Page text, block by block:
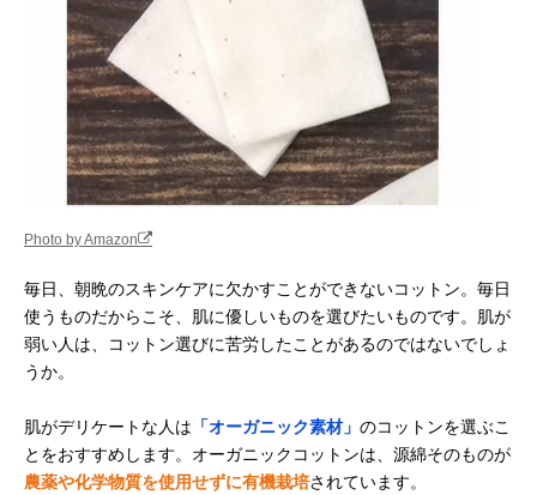
Photo by Amazon
毎日、朝晩のスキンケアに欠かすことができないコットン。毎日
使うものだからこそ、肌に優しいものを選びたいものです。肌が
弱い人は、コットン選びに苦労したことがあるのではないでしょ
うか。
肌がデリケートな人は 「オーガニック素材」 のコットンを選ぶこ
とをおすすめします。オーガニックコットンは、源綿そのものが
農薬や化学物質を使用せずに有機栽培されています。